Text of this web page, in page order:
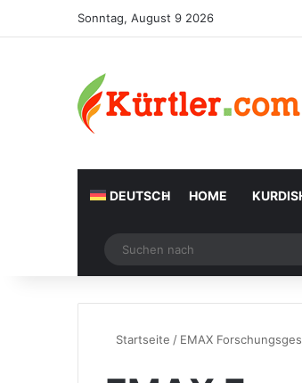
Sonntag, August 9 2026
DEUTSCH HOME
Zufälliger Artikel
Startseite / EMAX